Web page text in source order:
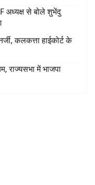
अध्यक्ष से बोले शुभेंदु
कलकत्ता हाईकोर्ट के
राज्यसभा में भाजपा